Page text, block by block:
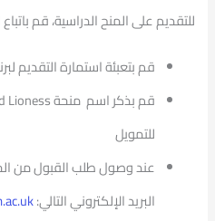
للتقديم على المنح الدراسية، قم
قم بتعبئة استمارة التقديم
للتمويل
عند وصول طلب القبول من
البريد الإلكتروني التالي: